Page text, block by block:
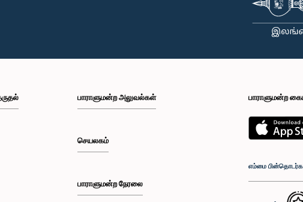
பாராளுமன்ற அலுவல்கள்
செயலகம்
பாராளுமன்ற நேரலை
பாராளுமன்ற
எம்மை